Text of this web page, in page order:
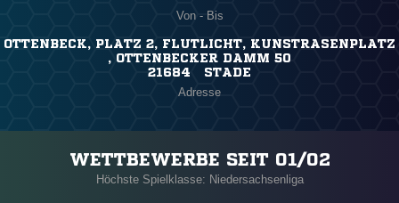
Von - Bis
OTTENBECK, PLATZ 2, FLUTLICHT, KUNSTRASENPLATZ
, OTTENBECKER DAMM 50
21684 STADE
Adresse
WETTBEWERBE SEIT 01/02
Höchste Spielklasse: Niedersachsenliga